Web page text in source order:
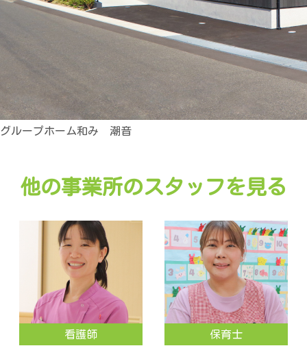
グループホーム和み 潮音
他の事業所のスタッフを見る
看護師 保育士